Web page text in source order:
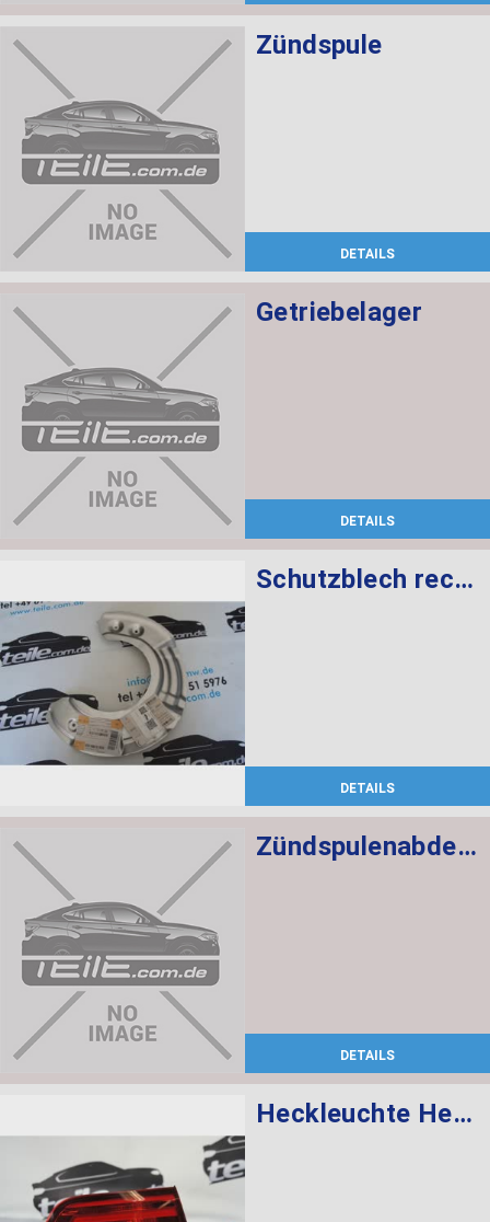
Zündspule
DETAILS
Getriebelager
DETAILS
Schutzblech rechts
DETAILS
Zündspulenabdeckung
DETAILS
Heckleuchte Heckklappe links